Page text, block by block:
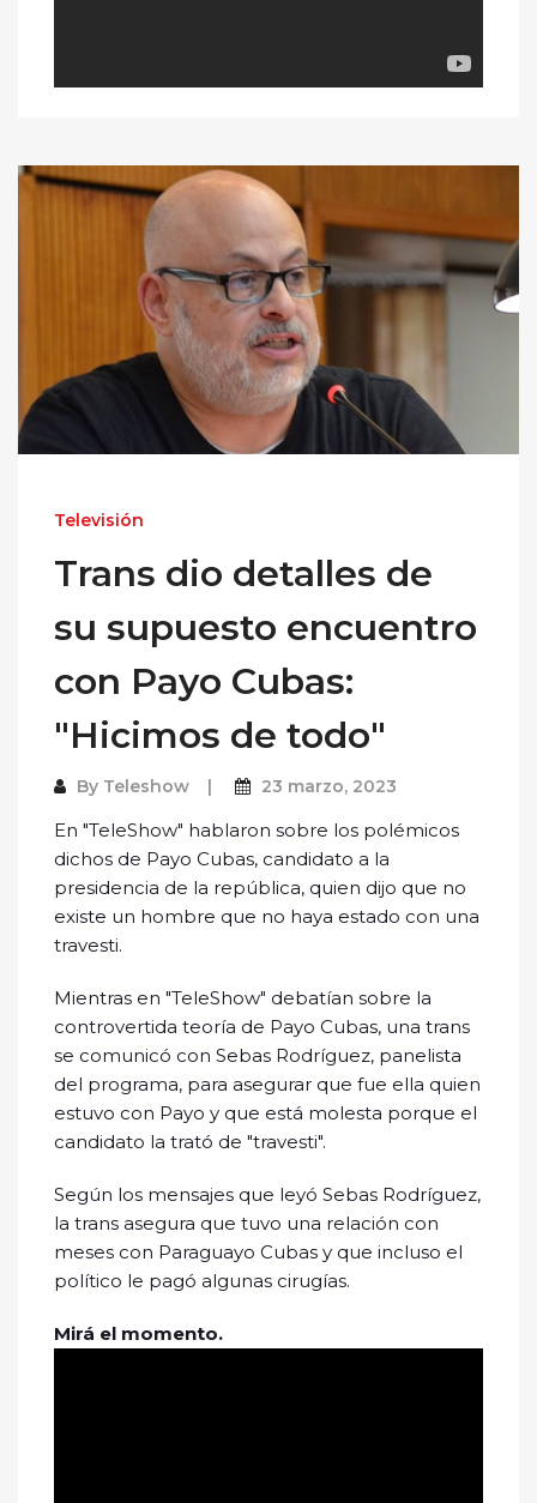
Televisión
Trans dio detalles de
su supuesto encuentro
con Payo Cubas:
"Hicimos de todo"
By Teleshow 23 marzo, 2023
En "TeleShow" hablaron sobre los polémicos
dichos de Payo Cubas, candidato a la
presidencia de la república, quien dijo que no
existe un hombre que no haya estado con una
travesti.
Mientras en "TeleShow" debatían sobre la
controvertida teoría de Payo Cubas, una trans
se comunicó con Sebas Rodríguez, panelista
del programa, para asegurar que fue ella quien
estuvo con Payo y que está molesta porque el
candidato la trató de "travesti".
Según los mensajes que leyó Sebas Rodríguez,
la trans asegura que tuvo una relación con
meses con Paraguayo Cubas y que incluso el
político le pagó algunas cirugías.
Mirá el momento.